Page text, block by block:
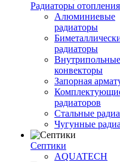
Радиаторы отопления
Алюминиевые
радиаторы
радиаторы
Внутрипольные
конвекторы
Запорная
радиаторов
Стальные
Чугунные
Септики
AQUATECH